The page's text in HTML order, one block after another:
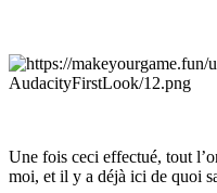
Une fois ceci effectué, tout
moi, et il y a déjà ici de quoi